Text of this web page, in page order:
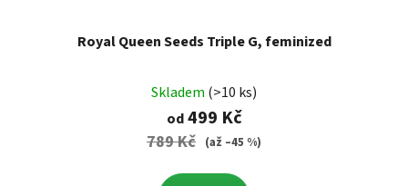
Royal Queen Seeds Triple G, feminized
Skladem (>10 ks)
od499 Kč
789 Kč (až –45 %)